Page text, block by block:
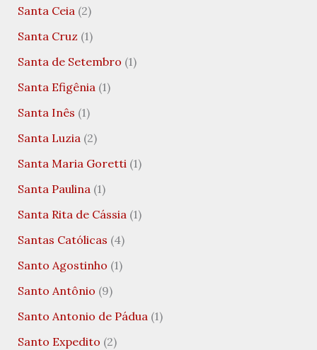
Santa Ceia(2)
Santa Cruz (1)
Santa de Setembro (1)
Santa Efigênia(1)
Santa Inês (1)
Santa Luzia(2)
Santa Maria Goretti(1)
Santa Paulina(1)
Santa Rita de Cássia(1)
Santas Católicas (4)
Santo Agostinho (1)
Santo Antônio (9)
Santo Antonio de Pádua(1)
Santo Expedito (2)